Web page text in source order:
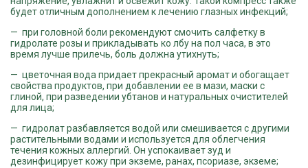
будет отличным дополнением к лечению глазных инфекций;
— при головной боли рекомендуют смочить салфетку в
гидролате розы и прикладывать ко лбу на пол часа, в это
время лучше прилечь, боль должна утихнуть;
— цветочная вода придает прекрасный аромат и обогащает
свойства продуктов, при добавлении ее в мази, маски с
глиной, при разведении убтанов и натуральных очистителей
для лица;
— гидролат разбавляется водой или смешивается с другими
растительными водами и используется для облегчения
течения кожных аллергий. Он успокаивает зуд и
дезинфицирует кожу при экземе, ранах, псориазе, экземе;